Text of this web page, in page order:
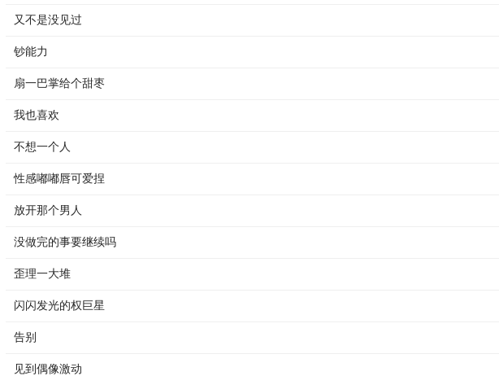
又不是没见过
钞能力
扇一巴掌给个甜枣
我也喜欢
不想一个人
性感嘟嘟唇可爱捏
放开那个男人
没做完的事要继续吗
歪理一大堆
闪闪发光的权巨星
告别
见到偶像激动